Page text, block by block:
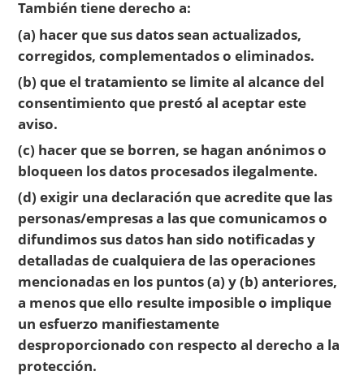
También tiene derecho a:
(a) hacer que sus datos sean actualizados,
corregidos, complementados o eliminados.
(b) que el tratamiento se limite al alcance del
consentimiento que prestó al aceptar este
aviso.
(c) hacer que se borren, se hagan anónimos o
bloqueen los datos procesados ilegalmente.
(d) exigir una declaración que acredite que las
personas/empresas a las que comunicamos o
difundimos sus datos han sido notificadas y
detalladas de cualquiera de las operaciones
mencionadas en los puntos (a) y (b) anteriores,
a menos que ello resulte imposible o implique
un esfuerzo manifiestamente
desproporcionado con respecto al derecho a la
protección.